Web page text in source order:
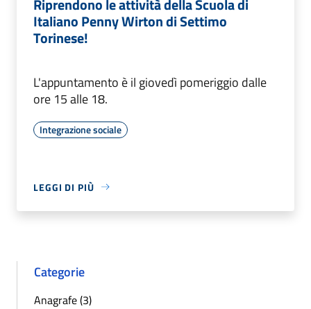
Italiano Penny Wirton di Settimo
Torinese!
L'appuntamento è il giovedì pomeriggio dalle
ore 15 alle 18.
Integrazione sociale
LEGGI DI PIÙ
Categorie
Anagrafe (3)